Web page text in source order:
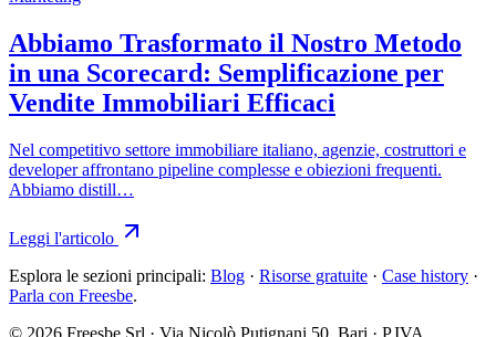
Abbiamo Trasformato il Nostro Metodo
in una Scorecard: Semplificazione per
Vendite Immobiliari Efficaci
Nel competitivo settore immobiliare italiano, agenzie, costruttori e
developer affrontano pipeline complesse e obiezioni frequenti.
Abbiamo distill…
Leggi l'articolo
Esplora le sezioni principali: Blog · Risorse gratuite · Case history ·
Parla con Freesbe.
© 2026 Freesbe Srl · Via Nicolò Putignani 50, Bari · P.IVA